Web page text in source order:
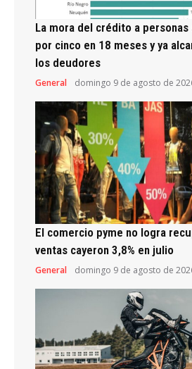
La mora del crédito a
por cinco en 18 meses y ya
los deudores
General domingo 9 de agosto de
El comercio pyme no logra
ventas cayeron 3,8% en julio
General domingo 9 de agosto de